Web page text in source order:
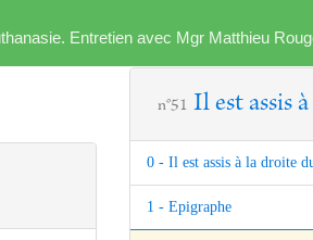
Entretien avec Mgr Matthieu
n°51 Il est assis
0 - Il est assis à la droite
1 - Epigraphe